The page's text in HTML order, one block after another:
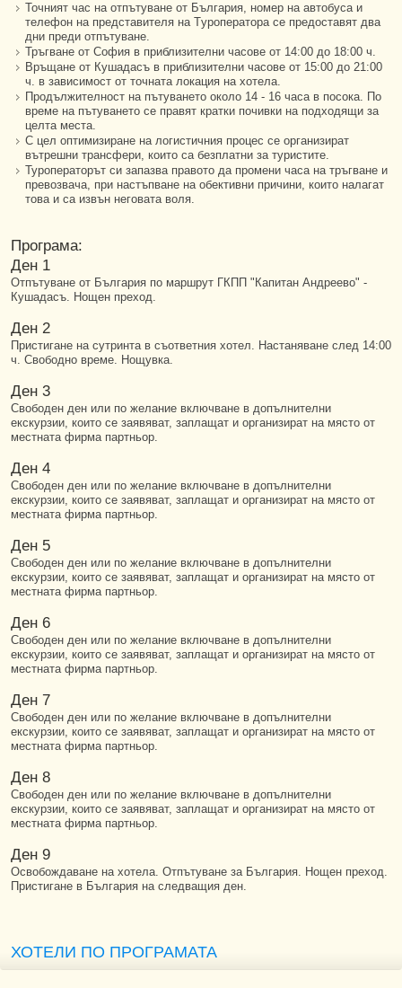
Точният час на отпътуване от България, номер на автобуса и
телефон на представителя на Tуроператора се предоставят два
дни преди отпътуване.
Тръгване от София в приблизителни часове от 14:00 до 18:00 ч.
Връщане от Кушадасъ в приблизителни часове от 15:00 до 21:00
ч. в зависимост от точната локация на хотела.
Продължителност на пътуването около 14 - 16 часа в посока. По
време на пътуването се правят кратки почивки на подходящи за
целта места.
С цел оптимизиране на логистичния процес се организират
вътрешни трансфери, които са безплатни за туристите.
Туроператорът си запазва правото да промени часа на тръгване и
превозвача, при настъпване на обективни причини, които налагат
това и са извън неговата воля.
Програма:
Ден 1
Отпътуване от България по маршрут ГКПП "Капитан Андреево" -
Кушадасъ. Нощен преход.
Ден 2
Пристигане на сутринта в съответния хотел. Настаняване след 14:00
ч. Свободно време. Нощувка.
Ден 3
Свободен ден или по желание включване в допълнителни
екскурзии, които се заявяват, заплащат и организират на място от
местната фирма партньор.
Ден 4
Свободен ден или по желание включване в допълнителни
екскурзии, които се заявяват, заплащат и организират на място от
местната фирма партньор.
Ден 5
Свободен ден или по желание включване в допълнителни
екскурзии, които се заявяват, заплащат и организират на място от
местната фирма партньор.
Ден 6
Свободен ден или по желание включване в допълнителни
екскурзии, които се заявяват, заплащат и организират на място от
местната фирма партньор.
Ден 7
Свободен ден или по желание включване в допълнителни
екскурзии, които се заявяват, заплащат и организират на място от
местната фирма партньор.
Ден 8
Свободен ден или по желание включване в допълнителни
екскурзии, които се заявяват, заплащат и организират на място от
местната фирма партньор.
Ден 9
Освобождаване на хотела. Отпътуване за България. Нощен преход.
Пристигане в България на следващия ден.
ХОТЕЛИ ПО ПРОГРАМАТА